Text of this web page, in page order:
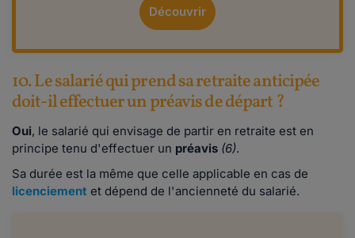
Découvrir
10. Le salarié qui prend sa retraite anticipée
doit-il effectuer un préavis de départ ?
Oui, le salarié qui envisage de partir en retraite est en
principe tenu d'effectuer un préavis (6).
Sa durée est la même que celle applicable en cas de
licenciement et dépend de l'ancienneté du salarié.